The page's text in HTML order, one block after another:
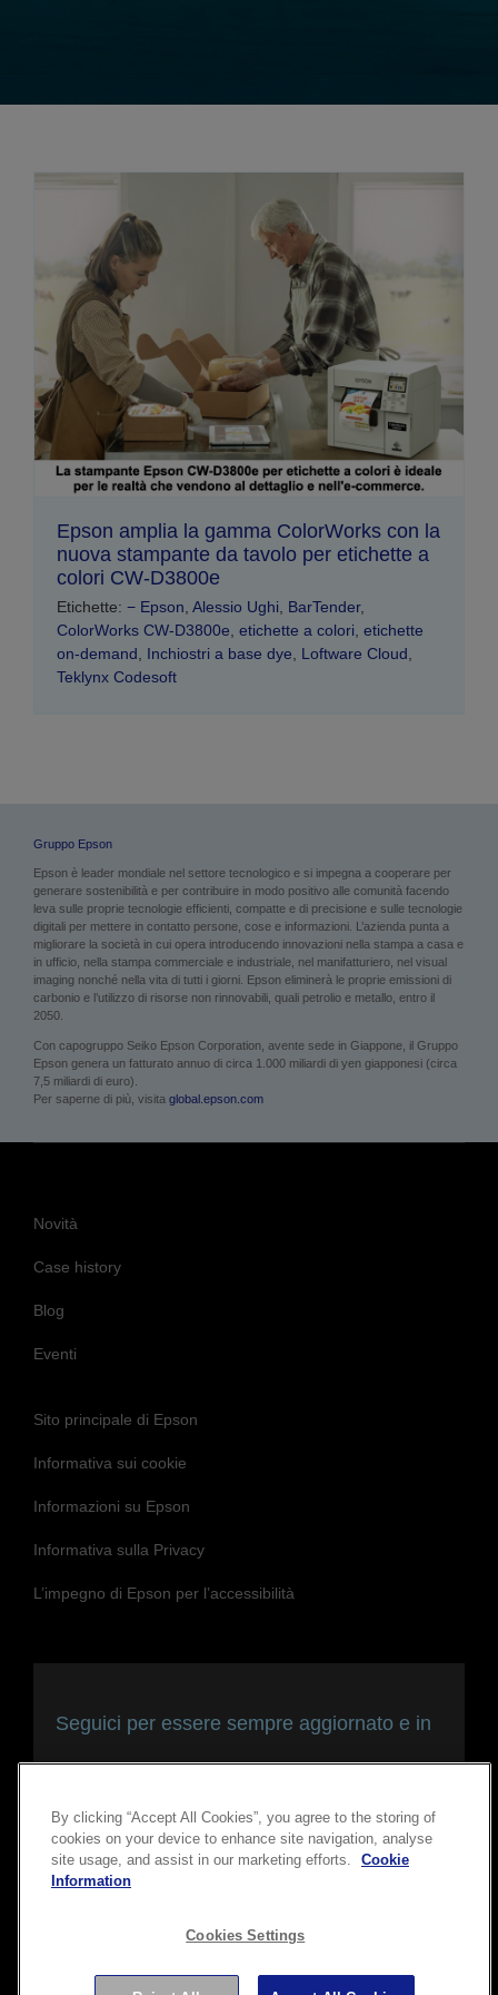
Epson amplia la gamma ColorWorks con la
nuova stampante da tavolo per etichette a
colori CW-D3800e
Etichette: − Epson, Alessio Ughi, BarTender,
ColorWorks CW-D3800e, etichette a colori, etichette
on-demand, Inchiostri a base dye, Loftware Cloud,
Teklynx Codesoft
Gruppo Epson
Epson è leader mondiale nel settore tecnologico e si impegna a cooperare per
generare sostenibilità e per contribuire in modo positivo alle comunità facendo
leva sulle proprie tecnologie efficienti, compatte e di precisione e sulle tecnologie
digitali per mettere in contatto persone, cose e informazioni. L’azienda punta a
migliorare la società in cui opera introducendo innovazioni nella stampa a casa e
in ufficio, nella stampa commerciale e industriale, nel manifatturiero, nel visual
imaging nonché nella vita di tutti i giorni. Epson eliminerà le proprie emissioni di
carbonio e l’utilizzo di risorse non rinnovabili, quali petrolio e metallo, entro il
2050.
Con capogruppo Seiko Epson Corporation, avente sede in Giappone, il Gruppo
Epson genera un fatturato annuo di circa 1.000 miliardi di yen giapponesi (circa
7,5 miliardi di euro).
Per saperne di più, visita global.epson.com
Novità
Case history
Blog
Eventi
Sito principale di Epson
Informativa sui cookie
Informazioni su Epson
Informativa sulla Privacy
L’impegno di Epson per l’accessibilità
Seguici per essere sempre aggiornato e in
By clicking “Accept All Cookies”, you agree to the storing of
cookies on your device to enhance site navigation, analyse
site usage, and assist in our marketing efforts.
Cookie
Information
Cookies Settings